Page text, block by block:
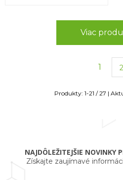
Viac
1 2
Produkty: 1-21 /27 |
NAJDÔLEŽITEJŠIE NOVINKY
Získajte zaujímavé